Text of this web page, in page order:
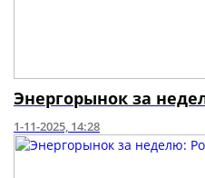
Энергорынок за
1-11-2025, 14:28